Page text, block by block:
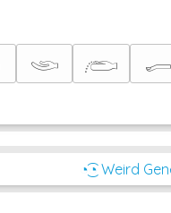
𓂩 𓂨 𓂷
◔͜͡◔ Weird